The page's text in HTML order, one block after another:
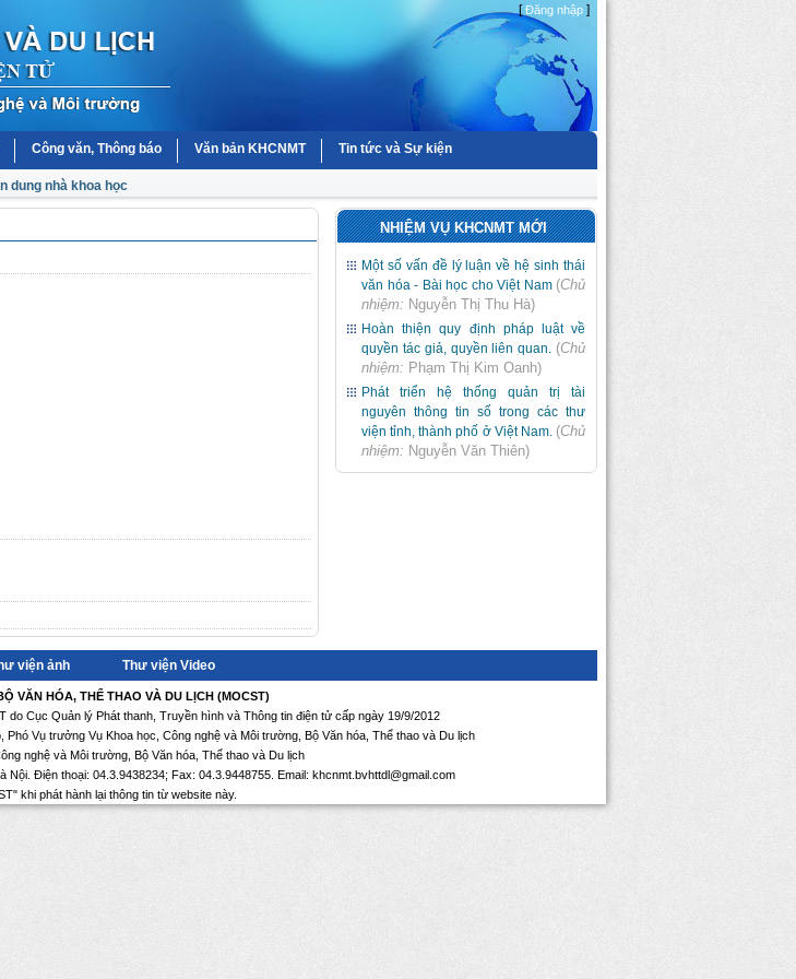
[Đăng nhập ]
dung nhà khoa học
Công văn, Thông báo Văn bản KHCNMT Tin tức và Sự kiện
NHIỆM VỤ KHCNMT MỚI
Một số vấn đề lý luận về hệ sinh thái
văn hóa - Bài học cho Việt Nam (Chủ
nhiệm: Nguyễn Thị Thu Hà)
Hoàn thiện quy định pháp luật về
quyền tác giả, quyền liên quan. (Chủ
nhiệm: Phạm Thị Kim Oanh)
Phát triển hệ thống quản trị tài
nguyên thông tin số trong các thư
viện tỉnh, thành phố ở Việt Nam. (Chủ
nhiệm: Nguyễn Văn Thiên)
viện ảnh Thư viện Video
VĂN HÓA, THỂ THAO VÀ DU LỊCH (MOCST)
Cục Quản lý Phát thanh, Truyền hình và Thông tin điện tử cấp ngày 19/9/2012
Vụ trưởng Vụ Khoa học, Công nghệ và Môi trường, Bộ Văn hóa, Thể thao và Du lịch
nghệ và Môi trường, Bộ Văn hóa, Thể thao và Du lịch
Điện thoại: 04.3.9438234; Fax: 04.3.9448755. Email: khcnmt.bvhttdl@gmail.com
khi phát hành lại thông tin từ website này.